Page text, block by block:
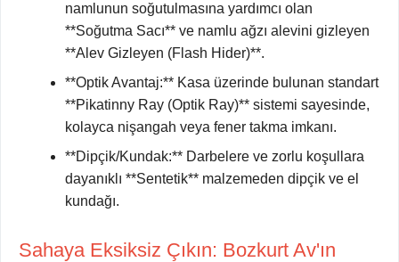
namlunun soğutulmasına yardımcı olan
**Soğutma Sacı** ve namlu ağzı alevini gizleyen
**Alev Gizleyen (Flash Hider)**.
**Optik Avantaj:** Kasa üzerinde bulunan standart
**Pikatinny Ray (Optik Ray)** sistemi sayesinde,
kolayca nişangah veya fener takma imkanı.
**Dipçik/Kundak:** Darbelere ve zorlu koşullara
dayanıklı **Sentetik** malzemeden dipçik ve el
kundağı.
Sahaya Eksiksiz Çıkın: Bozkurt Av'ın